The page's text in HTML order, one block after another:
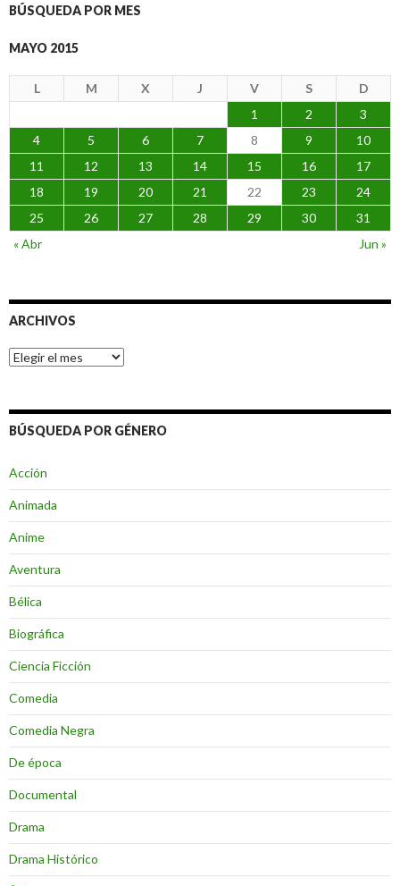
BÚSQUEDA POR MES
MAYO 2015
L M X J V S
D
1
2
3
4
5 6 7 8 9
10
11
12 13 14 15 16
17
18
19 20 21 22 23
24
25
26 27 28 29 30
31
« Abr
Jun »
ARCHIVOS
Archivos
BÚSQUEDA POR GÉNERO
Acción
Animada
Anime
Aventura
Bélica
Biográfica
Ciencia Ficción
Comedia
Comedia Negra
De época
Documental
Drama
Drama Histórico